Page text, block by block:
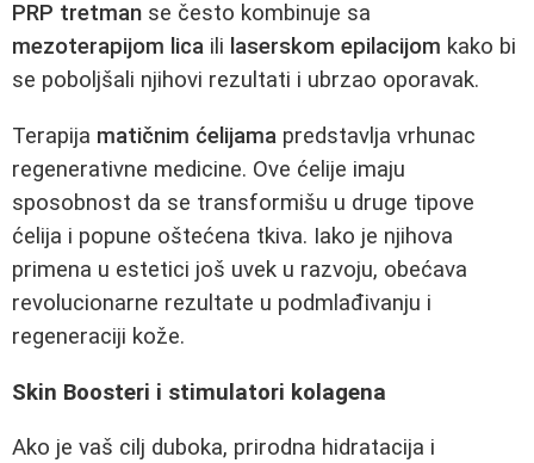
PRP tretman se često kombinuje sa
mezoterapijom lica ili laserskom epilacijom kako bi
se poboljšali njihovi rezultati i ubrzao oporavak.
Terapija matičnim ćelijama predstavlja vrhunac
regenerativne medicine. Ove ćelije imaju
sposobnost da se transformišu u druge tipove
ćelija i popune oštećena tkiva. Iako je njihova
primena u estetici još uvek u razvoju, obećava
revolucionarne rezultate u podmlađivanju i
regeneraciji kože.
Skin Boosteri i stimulatori kolagena
Ako je vaš cilj duboka, prirodna hidratacija i